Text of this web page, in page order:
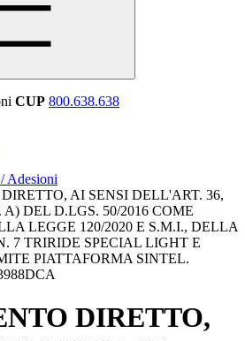
CUP 800.638.638
Adesioni
AI SENSI DELL'ART. 36,
DEL D.LGS. 50/2016 COME
LEGGE 120/2020 E S.M.I., DELLA
7 TRIRIDE SPECIAL LIGHT E
PIATTAFORMA SINTEL.
DIRETTO,